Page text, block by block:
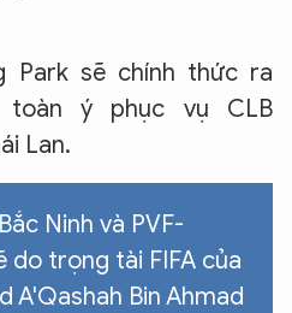
Park sẽ chính thức ra
ý phục vụ CLB
Lan.
Ninh và PVF-
do trọng tài FIFA của
A'Qashah Bin Ahmad